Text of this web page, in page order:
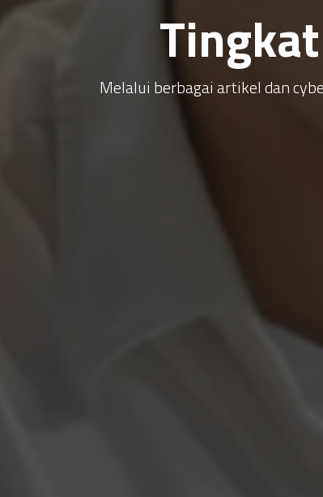
Melalui berbagai artikel dan